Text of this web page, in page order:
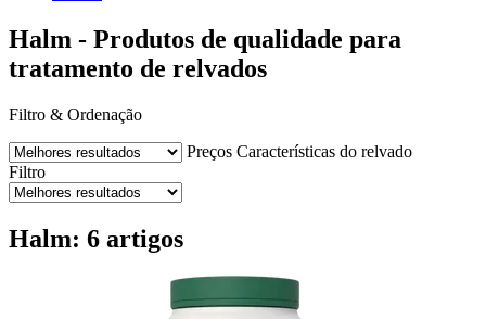
Halm - Produtos de qualidade para
tratamento de relvados
Filtro & Ordenação
Preços Características do relvado
Filtro
Halm: 6 artigos